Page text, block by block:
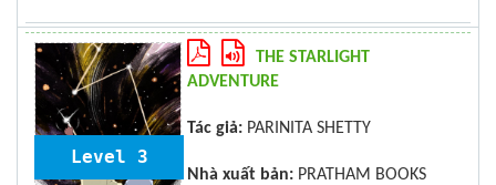
Level 3
THE STARLIGHT
ADVENTURE
Tác giả: PARINITA SHETTY
Nhà xuất bản: PRATHAM BOOKS